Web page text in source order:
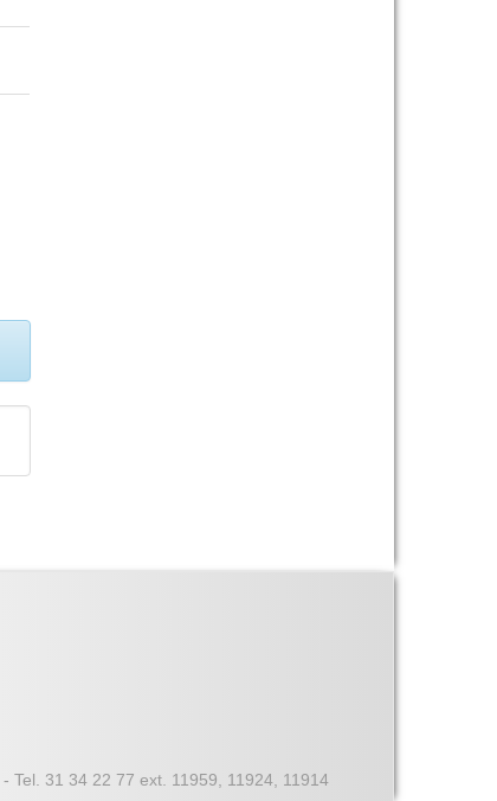
- Tel. 31 34 22 77 ext. 11959, 11924, 11914